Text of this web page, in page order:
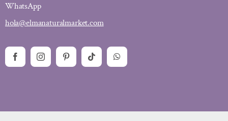
WhatsApp
hola@elmanaturalmarket.com